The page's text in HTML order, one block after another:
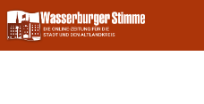
Skip
to
content